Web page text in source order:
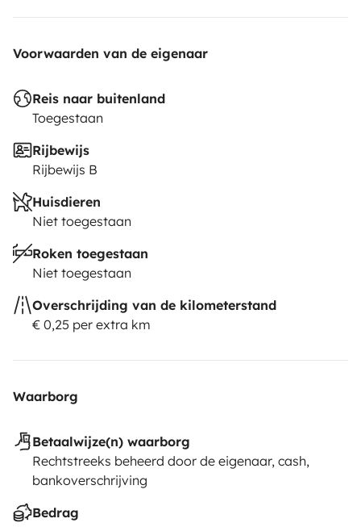
Voorwaarden van de eigenaar
Reis naar buitenland
Toegestaan
Rijbewijs
Rijbewijs B
Huisdieren
Niet toegestaan
Roken toegestaan
Niet toegestaan
Overschrijding van de kilometerstand
€ 0,25 per extra km
Waarborg
Betaalwijze(n) waarborg
Rechtstreeks beheerd door de eigenaar, cash,
bankoverschrijving
Bedrag